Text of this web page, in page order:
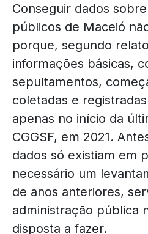
Conseguir dados
públicos de Maceió
porque, segundo
informações básicas,
sepultamentos,
coletadas e
apenas no início da
CGGSF, em 2021.
dados só existiam em
necessário um
de anos anteriores,
administração pública
disposta a fazer.